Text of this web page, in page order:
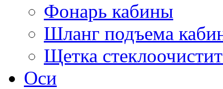
Фонарь кабины
Шланг подъема
Щетка
Оси